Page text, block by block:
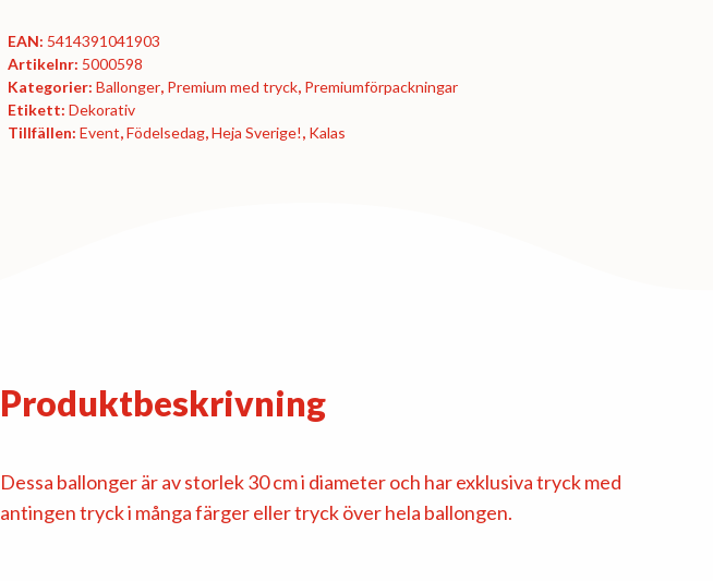
-
Football
mängd
EAN: 5414391041903
Artikelnr: 5000598
Kategorier: Ballonger, Premium med tryck, Premium­förpackningar
Etikett: Dekorativ
Tillfällen: Event,Födelsedag,Heja Sverige!, Kalas
Produktbeskrivning
Dessa ballonger är av storlek 30 cm i diameter och har exklusiva tryck med
antingen tryck i många färger eller tryck över hela ballongen.